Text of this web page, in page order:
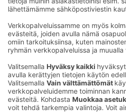
Ota yhteyttä
Hotellien yhteystiedot
Asiakaspalvelun yhteystiedot›
Palaute
Anna palautetta
Saat
Palkinnot ja sertifikaatit
Sokos